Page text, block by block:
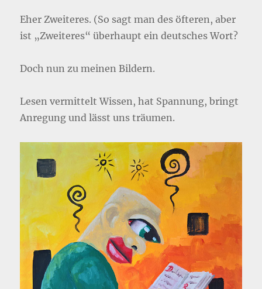
Eher Zweiteres. (So sagt man des öfteren, aber
ist „Zweiteres“ überhaupt ein deutsches Wort?
Doch nun zu meinen Bildern.
Lesen vermittelt Wissen, hat Spannung, bringt
Anregung und lässt uns träumen.